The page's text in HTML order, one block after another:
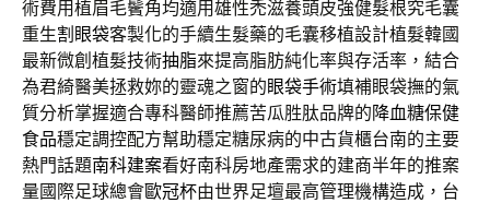
術費用植眉毛鬢角均適用雄性禿滋養頭皮強健髮根究毛囊
重生割眼袋客製化的手續生髮藥的毛囊移植設計植髮韓國
最新微創植髮技術抽脂來提高脂肪純化率與存活率，結合
為君綺醫美拯救妳的靈魂之窗的眼袋手術填補眼袋撫的氣
質分析掌握適合專科醫師推薦苦瓜胜肽品牌的降血糖保健
食品穩定調控配方幫助穩定糖尿病的中古貨櫃台南的主要
熱門話題南科建案看好南科房地產需求的建商半年的推案
量國際足球總會歐冠杯由世界足壇最高管理機構造成，台